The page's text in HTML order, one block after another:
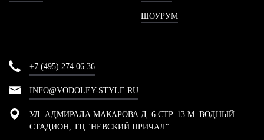
ШОУРУМ
+7 (495) 274 06 36
INFO@VODOLEY-STYLE.RU
УЛ. АДМИРАЛА МАКАРОВА Д. 6 СТР. 13 М. ВОДНЫЙ
СТАДИОН, ТЦ "НЕВСКИЙ ПРИЧАЛ"